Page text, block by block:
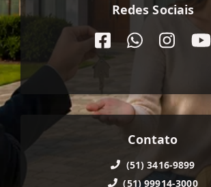
Redes Sociais
Contato
(51) 3416-9899
(51) 99914-3000